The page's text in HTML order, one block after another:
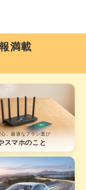
満載
、最適なプラン選び
スマホのこと